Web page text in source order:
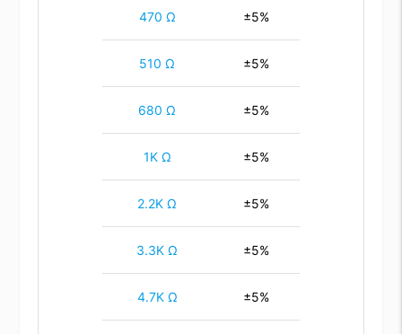
470 Ω ±5%
510 Ω ±5%
680 Ω ±5%
1K Ω ±5%
2.2K Ω ±5%
3.3K Ω ±5%
4.7K Ω ±5%